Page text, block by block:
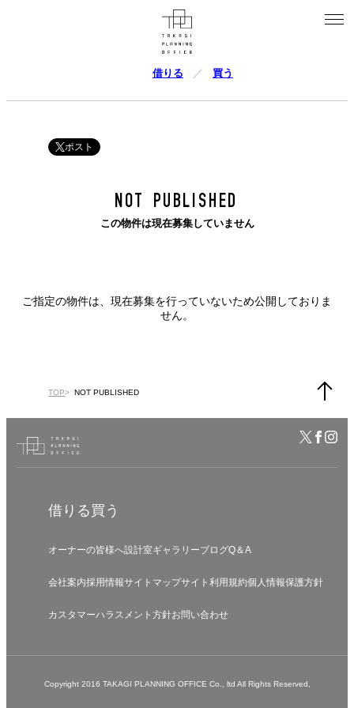
借りる 買う
ポスト
NOT PUBLISHED
この物件は現在募集していません
ご指定の物件は、現在募集を行っていないため公開しておりま
せん。
TOP NOT PUBLISHED
借りる 買う
オーナーの皆様へ設計室ギャラリーブログQ＆A
会社案内採用情報サイトマップサイト利用規約個人情報保護方針
カスタマーハラスメント方針お問い合わせ
Copyright 2016 TAKAGI PLANNING OFFICE Co., ltd All Rights Reserved,